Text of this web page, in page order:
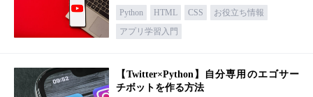
Python HTML CSS
お役立ち情報
アプリ学習入門
【Twitter×Python】自分専用のエゴサー
チボットを作る方法